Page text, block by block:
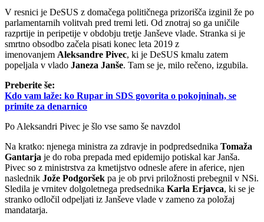
V resnici je DeSUS z domačega političnega prizorišča izginil že po
parlamentarnih volitvah pred tremi leti. Od znotraj so ga uničile
razprtije in peripetije v obdobju tretje Janševe vlade. Stranka si je
smrtno obsodbo začela pisati konec leta 2019 z
imenovanjem Aleksandre Pivec, ki je DeSUS kmalu zatem
popeljala v vlado Janeza Janše. Tam se je, milo rečeno, izgubila.
Preberite še:
Kdo vam laže: ko Rupar in SDS govorita o pokojninah, se
primite za denarnico
Po Aleksandri Pivec je šlo vse samo še navzdol
Na kratko: njenega ministra za zdravje in podpredsednika Tomaža
Gantarja je do roba prepada med epidemijo potiskal kar Janša.
Pivec so z ministrstva za kmetijstvo odnesle afere in aferice, njen
naslednik Jože Podgoršek pa je ob prvi priložnosti prebegnil v NSi.
Sledila je vrnitev dolgoletnega predsednika Karla Erjavca, ki se je
stranko odločil odpeljati iz Janševe vlade v zameno za položaj
mandatarja.